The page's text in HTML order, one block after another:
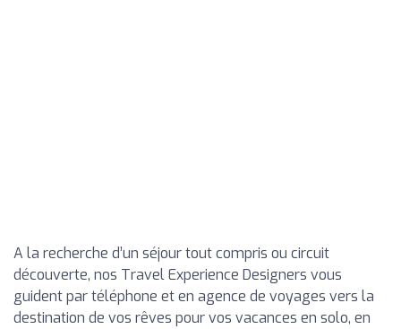
A la recherche d’un séjour tout compris ou circuit
découverte, nos Travel Experience Designers vous
guident par téléphone et en agence de voyages vers la
destination de vos rêves pour vos vacances en solo, en